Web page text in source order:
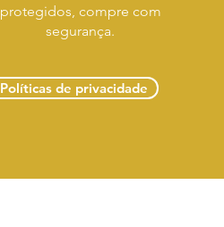
protegidos, compre com
segurança.
Políticas de privacidade